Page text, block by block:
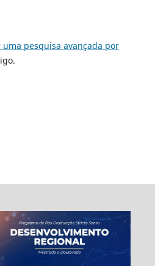
uma pesquisa avançada por